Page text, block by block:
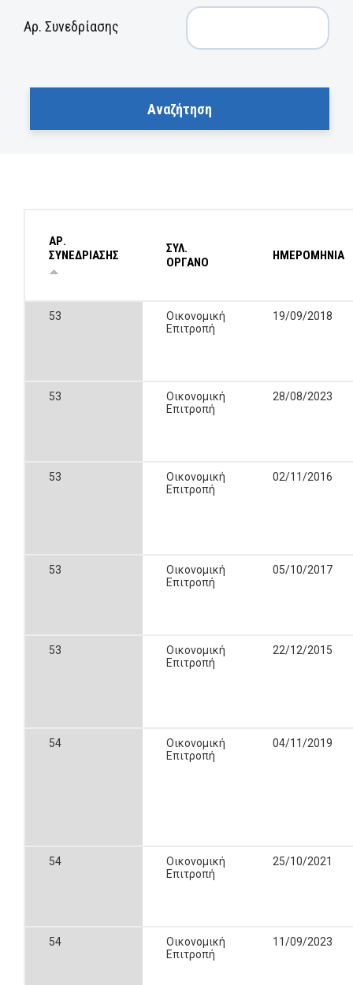
Αρ. Συνεδρίασης
ΑΡ.
ΣΥΝΕΔΡΙΑΣΗΣ
ΣΥΛ.
ΟΡΓΑΝΟ
ΗΜΕΡΟΜΗΝΙΑ
53
Οικονομική
Επιτροπή
19/09/2018
53
Οικονομική
Επιτροπή
28/08/2023
53
Οικονομική
Επιτροπή
02/11/2016
53
Οικονομική
Επιτροπή
05/10/2017
53
Οικονομική
Επιτροπή
22/12/2015
54
Οικονομική
Επιτροπή
04/11/2019
54
Οικονομική
Επιτροπή
25/10/2021
54
Οικονομική
Επιτροπή
11/09/2023